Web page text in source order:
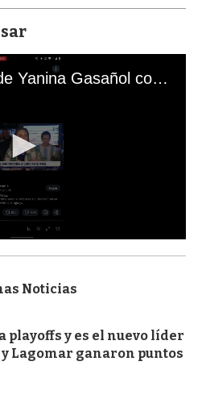
El mal momento de Yanina Gasañol con un hincha argentino en "Subrayado"
Noticias
playoffs y es el nuevo líder
Lagomar ganaron puntos